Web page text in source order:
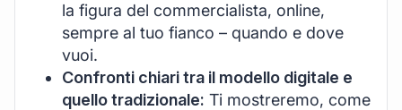
la figura del commercialista, online,
sempre al tuo fianco – quando e dove
vuoi.
Confronti chiari tra il modello digitale e
quello tradizionale: Ti mostreremo, come